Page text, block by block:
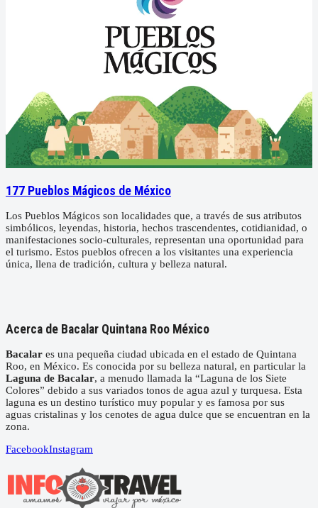
177 Pueblos Mágicos de México
Los Pueblos Mágicos son localidades que, a través de sus atributos
simbólicos, leyendas, historia, hechos trascendentes, cotidianidad, o
manifestaciones socio-culturales, representan una oportunidad para
el turismo. Estos pueblos ofrecen a los visitantes una experiencia
única, llena de tradición, cultura y belleza natural.
Acerca de Bacalar Quintana Roo México
Bacalar es una pequeña ciudad ubicada en el estado de Quintana
Roo, en México. Es conocida por su belleza natural, en particular la
Laguna de Bacalar, a menudo llamada la “Laguna de los Siete
Colores” debido a sus variados tonos de agua azul y turquesa. Esta
laguna es un destino turístico muy popular y es famosa por sus
aguas cristalinas y los cenotes de agua dulce que se encuentran en la
zona.
FacebookInstagram